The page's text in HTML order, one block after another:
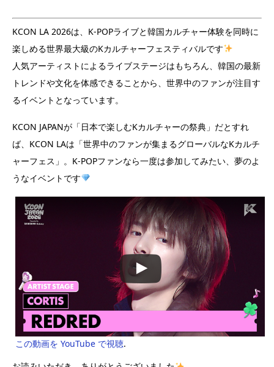
KCON LA 2026は、K-POPライブと韓国カルチャー体験を同時に
楽しめる世界最大級のKカルチャーフェスティバルです
人気アーティストによるライブステージはもちろん、韓国の最新
トレンドや文化を体感できることから、世界中のファンが注目す
るイベントとなっています。
KCON JAPANが「日本で楽しむKカルチャーの祭典」だとすれ
ば、KCON LAは「世界中のファンが集まるグローバルなKカルチ
ャーフェス」。K-POPファンなら一度は参加してみたい、夢のよ
うなイベントです
この動画を YouTube で視聴.